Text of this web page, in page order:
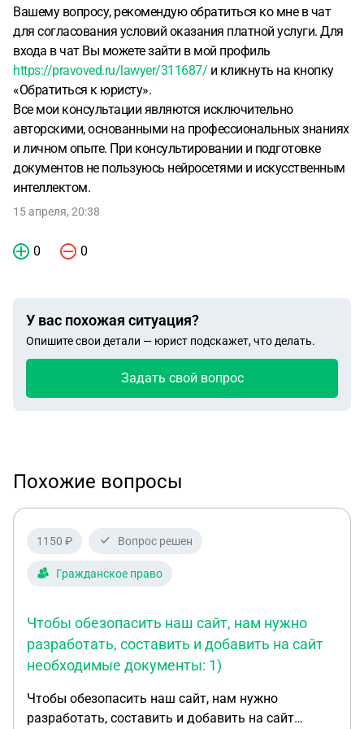
выплачивать рассрочки. Следующие рассрочки
начинаются 23 апреля. У меня нет денег, я неработающий
студент. Что мне делать? Понимаю, что рассрочки на мое
имя. Нужно ли идти в полицию, чтобы хотя бы оспорить,
что я попала в схему мошенничества? Чтобы
предупредить банки как минимум. Заранее спасибо за
ответ!
Вашему вопросу, рекомендую обратиться ко мне в чат
для согласования условий оказания платной услуги. Для
входа в чат Вы можете зайти в мой профиль
https://pravoved.ru/lawyer/311687/ и кликнуть на кнопку
«Обратиться к юристу».
Все мои консультации являются исключительно
авторскими, основанными на профессиональных знаниях
и личном опыте. При консультировании и подготовке
документов не пользуюсь нейросетями и искусственным
интеллектом.
15 апреля, 20:38
0 0
У вас похожая ситуация?
Опишите свои детали — юрист подскажет, что делать.
Задать свой вопрос
Похожие вопросы
1150 ₽ Вопрос решен
Гражданское право
Чтобы обезопасить наш сайт, нам нужно
разработать, составить и добавить на сайт
необходимые документы: 1)
Чтобы обезопасить наш сайт, нам нужно
разработать, составить и добавить на сайт